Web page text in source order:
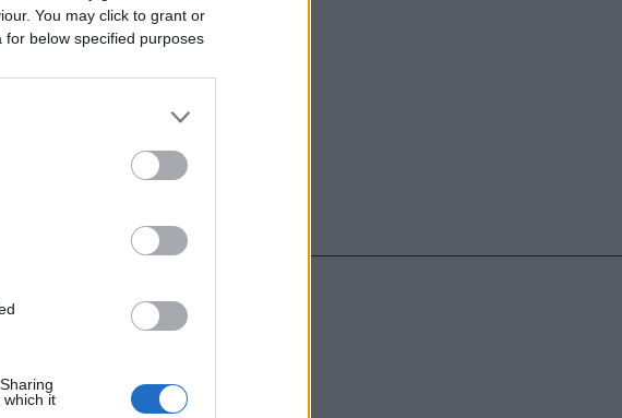
You may click to grant or
below specified purposes
which it